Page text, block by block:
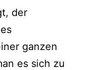
der
ganzen
es sich zu